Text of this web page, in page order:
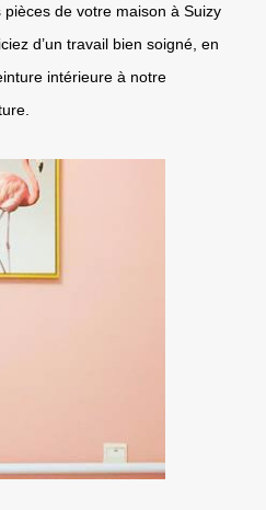
pièces de votre maison à Suizy
d’un travail bien soigné, en
intérieure à notre